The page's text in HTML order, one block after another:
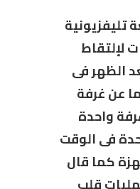
تليفزيونية
لإلتقاط
الظهر فى
عن غرفة
واحدة
فى الوقت
كما قال